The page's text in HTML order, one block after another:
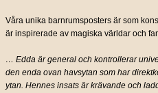
ursprungliga
var:
nuvarande
Våra unika barnrumsposters är som
är inspirerade av magiska världar och
… Edda är general och kontrollerar
den enda ovan havsytan som har
ytan. Hennes insats är krävande och